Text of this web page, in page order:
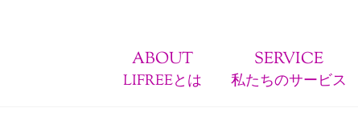
ABOUT
LIFREEとは
SERVICE
私たちのサービス